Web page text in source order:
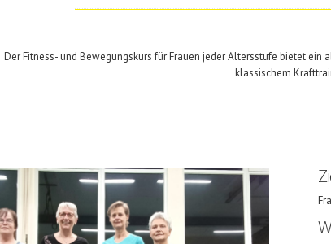
Der Fitness- und Bewegungskurs für Frauen jeder Altersstufe bietet
klassischem